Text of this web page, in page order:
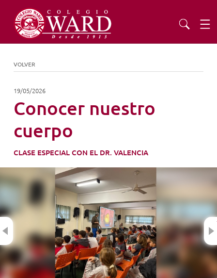
EXTENSIÓN
COMUNIDAD
AGENDA
NOVEDADES
TRABAJAR AQUÍ
VOLVER
19/05/2026
Conocer nuestro
cuerpo
CLASE ESPECIAL CON EL DR. VALENCIA
Previous